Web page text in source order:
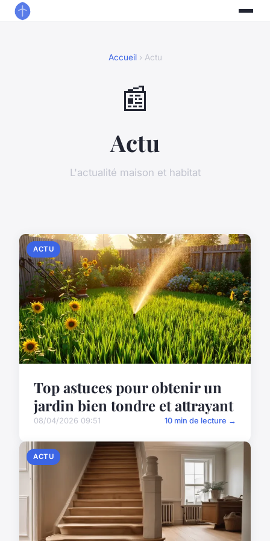
Accueil› Actu
📰
Actu
L'actualité maison et habitat
ACTU
Top astuces pour obtenir un
jardin bien tondre et attrayant
08/04/2026 09:51 10 min de lecture →
ACTU